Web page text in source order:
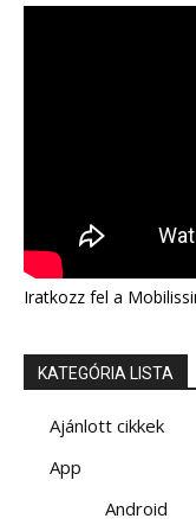
Iratkozz fel a
KATEGÓRIA LISTA
Ajánlott cikkek
App
Android